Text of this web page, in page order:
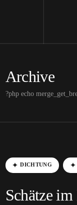
Archive
?php echo
DICHTUNG
Schätze